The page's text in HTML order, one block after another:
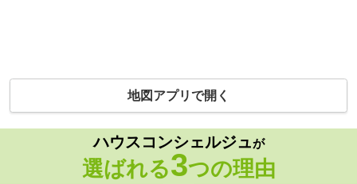
地図アプリで開く
ハウスコンシェルジュが
選ばれる3つの理由